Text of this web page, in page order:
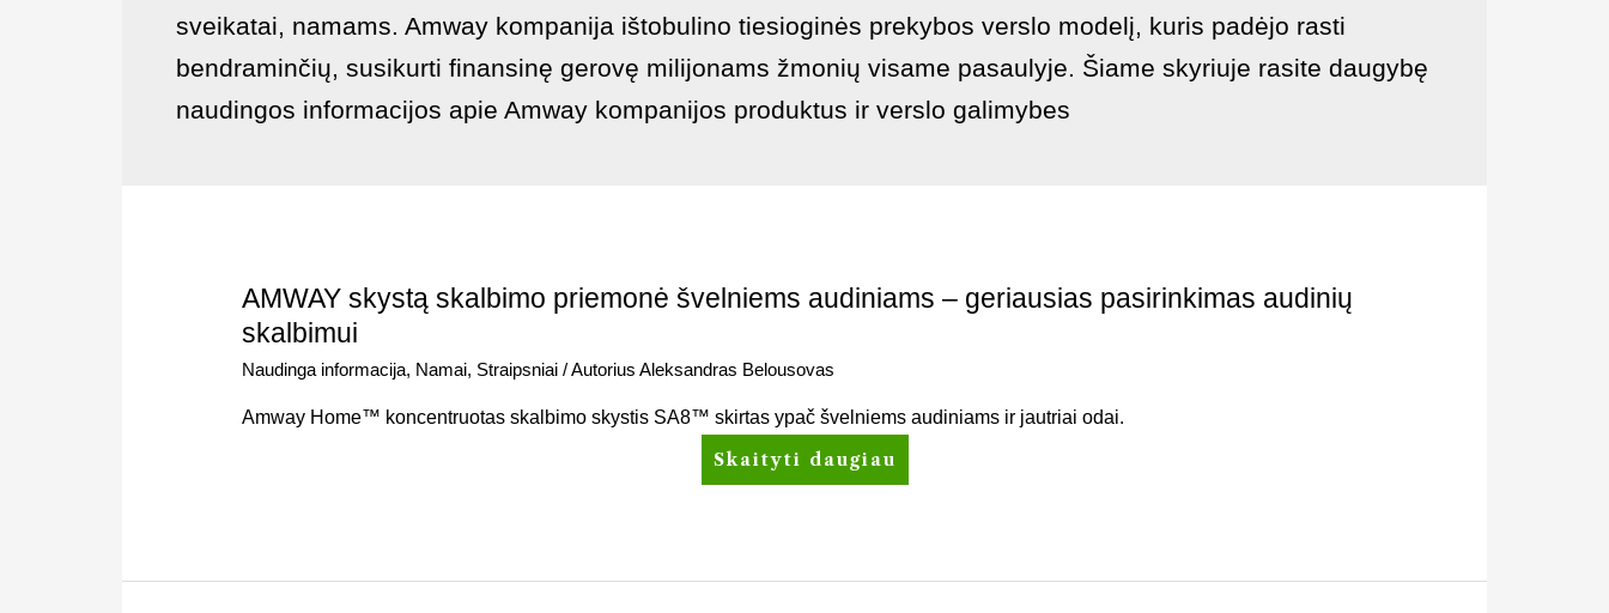
sveikatai, namams. Amway kompanija ištobulino tiesioginės prekybos verslo modelį, kuris padėjo rasti
bendraminčių, susikurti finansinę gerovę milijonams žmonių visame pasaulyje. Šiame skyriuje rasite daugybę
naudingos informacijos apie Amway kompanijos produktus ir verslo galimybes
AMWAY skystą skalbimo priemonė švelniems audiniams – geriausias pasirinkimas audinių
skalbimui
Naudinga informacija, Namai, Straipsniai / Autorius Aleksandras Belousovas
Amway Home™ koncentruotas skalbimo skystis SA8™ skirtas ypač švelniems audiniams ir jautriai odai.
Skaityti daugiau